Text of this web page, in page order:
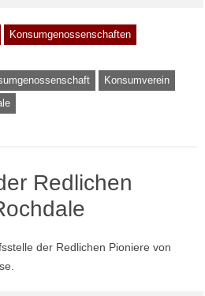
Konsumgenossenschaften
Konsumverein
Redlichen
der Redlichen Pioniere von